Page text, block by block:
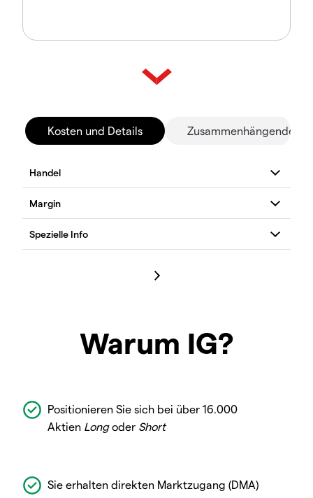
Kosten und Details Zusammenhängende
Warum IG?
Positionieren Sie sich bei über 16.000
Aktien Longoder Short
Sie erhalten direkten Marktzugang (DMA)